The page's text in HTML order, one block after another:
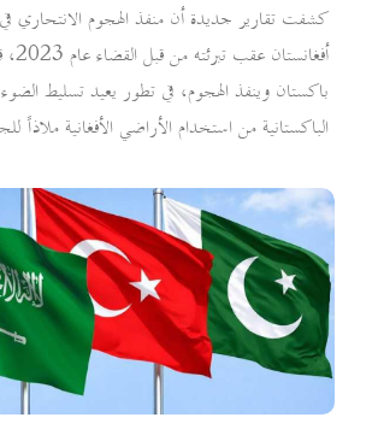
كشفت تقارير جديدة أن منفذ الهجوم الانتحاري
باكستان وينفذ الهجوم، في تطور يعيد تسليط
الباكستانية من استخدام الأراضي الأفغانية ملاذاً